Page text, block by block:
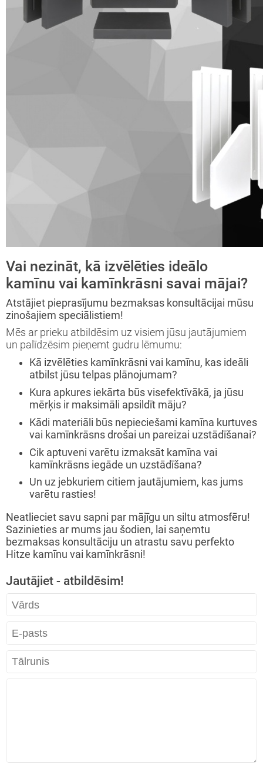
Vai nezināt, kā izvēlēties ideālo
kamīnu vai kamīnkrāsni savai mājai?
Atstājiet pieprasījumu bezmaksas konsultācijai mūsu
zinošajiem speciālistiem!
Mēs ar prieku atbildēsim uz visiem jūsu jautājumiem
un palīdzēsim pieņemt gudru lēmumu:
Kā izvēlēties kamīnkrāsni vai kamīnu, kas ideāli
atbilst jūsu telpas plānojumam?
Kura apkures iekārta būs visefektīvākā, ja jūsu
mērķis ir maksimāli apsildīt māju?
Kādi materiāli būs nepieciešami kamīna kurtuves
vai kamīnkrāsns drošai un pareizai uzstādīšanai?
Cik aptuveni varētu izmaksāt kamīna vai
kamīnkrāsns iegāde un uzstādīšana?
Un uz jebkuriem citiem jautājumiem, kas jums
varētu rasties!
Neatlieciet savu sapni par mājīgu un siltu atmosfēru!
Sazinieties ar mums jau šodien, lai saņemtu
bezmaksas konsultāciju un atrastu savu perfekto
Hitze kamīnu vai kamīnkrāsni!
Jautājiet - atbildēsim!